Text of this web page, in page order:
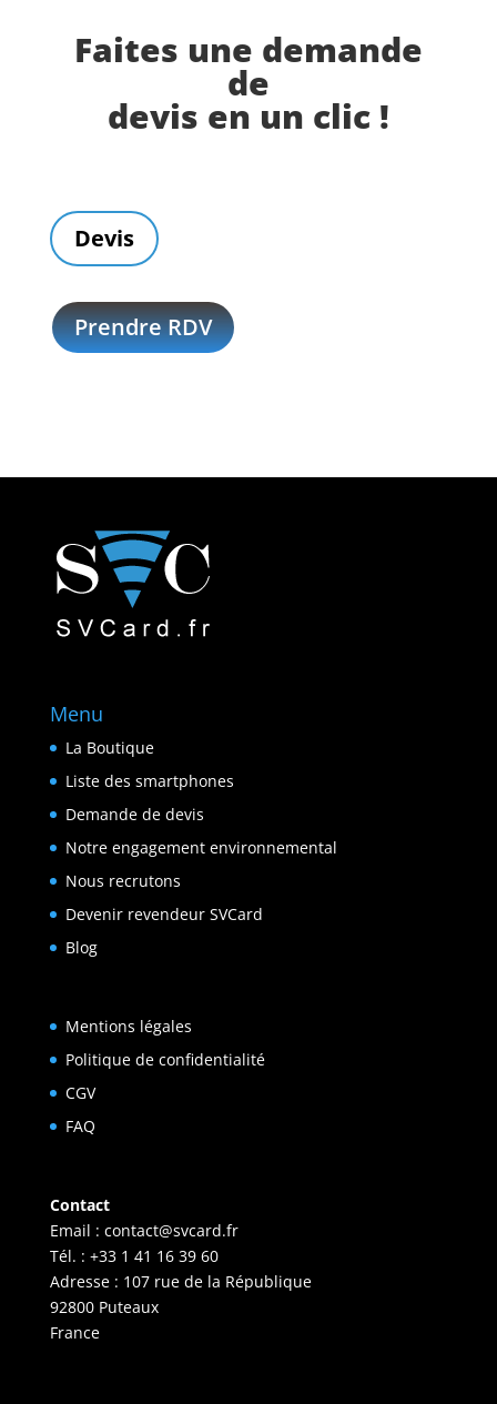
Faites une demande
de
devis en un clic !
Devis
Prendre RDV
Menu
La Boutique
Liste des smartphones
Demande de devis
Notre engagement environnemental
Nous recrutons
Devenir revendeur SVCard
Blog
Mentions légales
Politique de confidentialité
CGV
FAQ
Contact
Email : contact@svcard.fr
Tél. : +33 1 41 16 39 60
Adresse : 107 rue de la République
92800 Puteaux
France